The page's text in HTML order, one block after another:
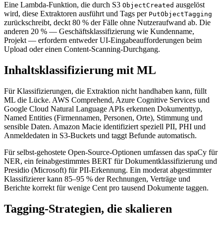
Eine Lambda-Funktion, die durch S3 ObjectCreated ausgelöst
wird, diese Extraktoren ausführt und Tags per PutObjectTagging
zurückschreibt, deckt 80 % der Fälle ohne Nutzeraufwand ab. Die
anderen 20 % — Geschäftsklassifizierung wie Kundenname,
Projekt — erfordern entweder UI-Eingabeaufforderungen beim
Upload oder einen Content-Scanning-Durchgang.
Inhaltsklassifizierung mit ML
Für Klassifizierungen, die Extraktion nicht handhaben kann, füllt
ML die Lücke. AWS Comprehend, Azure Cognitive Services und
Google Cloud Natural Language APIs erkennen Dokumenttyp,
Named Entities (Firmennamen, Personen, Orte), Stimmung und
sensible Daten. Amazon Macie identifiziert speziell PII, PHI und
Anmeldedaten in S3-Buckets und taggt Befunde automatisch.
Für selbst-gehostete Open-Source-Optionen umfassen das spaCy für
NER, ein feinabgestimmtes BERT für Dokumentklassifizierung und
Presidio (Microsoft) für PII-Erkennung. Ein moderat abgestimmter
Klassifizierer kann 85–95 % der Rechnungen, Verträge und
Berichte korrekt für wenige Cent pro tausend Dokumente taggen.
Tagging-Strategien, die skalieren